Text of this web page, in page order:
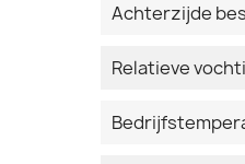
Achterzijde
Relatieve